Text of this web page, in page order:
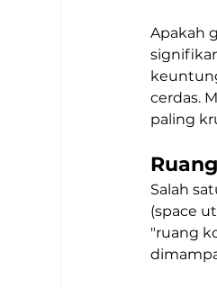
Apakah
cerdas.
paling
Salah
(space
"ruang